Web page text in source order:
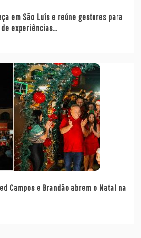
em São Luís e reúne gestores para
experiências…
Campos e Brandão abrem o Natal na